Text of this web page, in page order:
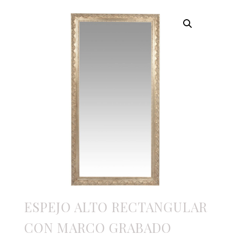
ESPEJO ALTO RECTANGULAR
CON MARCO GRABADO